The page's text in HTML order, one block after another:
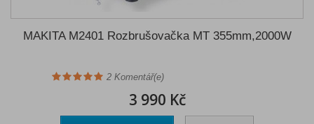
MAKITA M2401 Rozbrušovačka MT 355mm,2000W
2 Komentář(e)
3 990 Kč